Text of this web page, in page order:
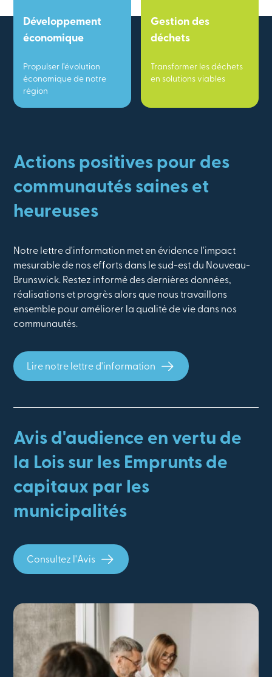
Développement
économique
Propulser l’évolution
économique de notre
région
Gestion des
déchets
Transformer les déchets
en solutions viables
Actions positives pour des
communautés saines et
heureuses
Notre lettre d'information met en évidence l'impact
mesurable de nos efforts dans le sud-est du Nouveau-
Brunswick. Restez informé des dernières données,
réalisations et progrès alors que nous travaillons
ensemble pour améliorer la qualité de vie dans nos
communautés.
Lire notre lettre d'information
Avis d'audience en vertu de
la Lois sur les Emprunts de
capitaux par les
municipalités
Consultez l'Avis